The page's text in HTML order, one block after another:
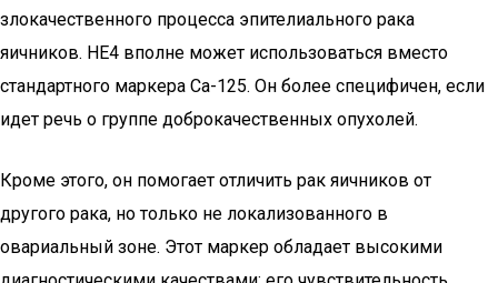
злокачественного процесса эпителиального рака
яичников. HE4 вполне может использоваться вместо
стандартного маркера Са-125. Он более специфичен, если
идет речь о группе доброкачественных опухолей.
Кроме этого, он помогает отличить рак яичников от
другого рака, но только не локализованного в
овариальный зоне. Этот маркер обладает высокими